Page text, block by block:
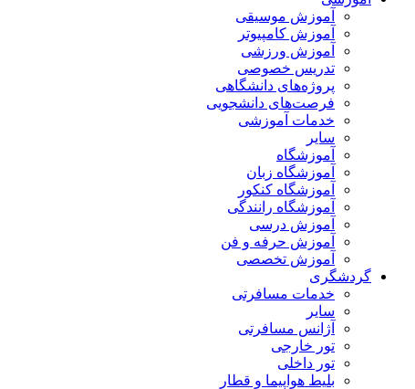
آموزش موسیقی
آموزش کامپیوتر
آموزش ورزشی
تدریس خصوصی
پروژه‌های دانشگاهی
فرصت‌های دانشجویی
خدمات آموزشی
سایر
آموزشگاه
آموزشگاه زبان
آموزشگاه کنکور
آموزشگاه رانندگی
آموزش درسی
آموزش حرفه و فن
آموزش تخصصی
گردشگری
خدمات مسافرتی
سایر
آژانس مسافرتی
تور خارجی
تور داخلی
بلیط هواپیما و قطار